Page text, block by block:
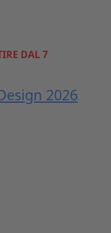
DAL 7
2026